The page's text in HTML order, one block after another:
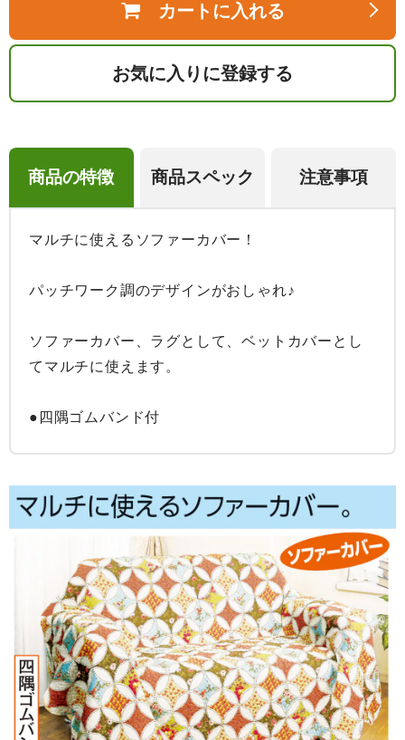
カートに入れる
お気に入りに登録する
商品の特徴 商品スペック 注意事項
マルチに使えるソファーカバー！
パッチワーク調のデザインがおしゃれ♪
ソファーカバー、ラグとして、ベットカバーとし
てマルチに使えます。
●四隅ゴムバンド付